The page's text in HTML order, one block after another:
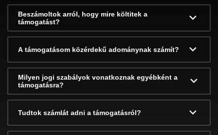
Beszámoltok arról, hogy mire költitek a
támogatást?
A támogatásom közérdekű adománynak számít?
Milyen jogi szabályok vonatkoznak egyébként a
támogatásra?
Tudtok számlát adni a támogatásról?